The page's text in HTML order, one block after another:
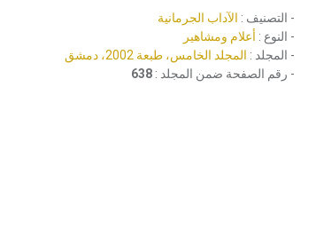
- التصنيف : الآداب الجرمانية
- النوع : أعلام ومشاهير
- المجلد : المجلد الخامس، طبعة 2002، دمشق
- رقم الصفحة ضمن المجلد : 638